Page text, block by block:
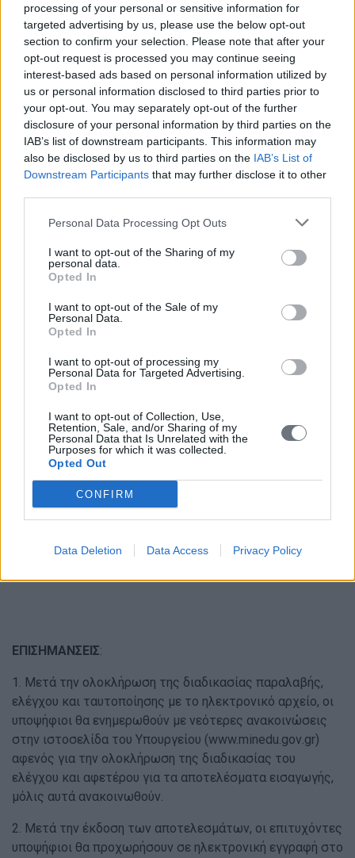
processing of your personal or sensitive information for
targeted advertising by us, please use the below opt-out
section to confirm your selection. Please note that after your
opt-out request is processed you may continue seeing
interest-based ads based on personal information utilized by
us or personal information disclosed to third parties prior to
your opt-out. You may separately opt-out of the further
disclosure of your personal information by third parties on the
IAB’s list of downstream participants. This information may
also be disclosed by us to third parties on the IAB’s List of
Downstream Participants that may further disclose it to other
Personal Data Processing Opt Outs
I want to opt-out of the Sharing of my
personal data.
Opted In
I want to opt-out of the Sale of my
Personal Data.
Opted In
I want to opt-out of processing my
Personal Data for Targeted Advertising.
Opted In
I want to opt-out of Collection, Use,
Retention, Sale, and/or Sharing of my
Personal Data that Is Unrelated with the
Purposes for which it was collected.
Opted Out
CONFIRM
Data Deletion Data Access Privacy Policy
τάξης του Λυκείου (ΓΕΛ, ΕΠΑΛ, ΕΝΕΕΓΥΛ, ΕΑΕ),
ο βαθμός απόλυσής του θα αντληθεί
υπηρεσιακά από την ηλεκτρονική πλατφόρμα
myschool του ΥΠΑΙΘ, μετά από την έκδοσή
τους).
ένα (1) φωτοαντίγραφο του Πιστοποιητικού
διαπίστωσης της πάθησης, που έχει εκδοθεί
μετά τις 31 Οκτωβρίου 2017 από την αρμόδια
επταμελή Επιτροπή του νοσοκομείου.
ένα (1) φωτοαντίγραφο της αστυνομικής
ταυτότητας ή του διαβατηρίου
σε περίπτωση υποβολής του
εξουσιοδοτημένο εκπρόσωπο,
συνυποβάλλεται και η πρωτότυπη
Μετά την παρέλευση της προθεσμίας υποβολής του
ηλεκτρονικού Μηχανογραφικού δεν θα γίνονται δεκτά
εκπρόθεσμα Μηχανογραφικά Δελτία, καθώς κλειδώνει
το σύστημα.
Μετά την καταληκτική ημερομηνία δεν θα γίνονται
δεκτοί εκπρόθεσμοι φάκελοι.
Τηλέφωνα επικοινωνίας για ερωτήσεις σχετικά με την
Διοικητική Υποστήριξη της Εφαρμογής: 210-3443277,
εργάσιμες ημέρες και ώρες (09:00π.μ. – 13.00μ.μ.).
ΕΠΙΣΗΜΑΝΣΕΙΣ:
1. Μετά την ολοκλήρωση της διαδικασίας παραλαβής,
ελέγχου και ταυτοποίησης με το ηλεκτρονικό αρχείο, οι
υποψήφιοι θα ενημερωθούν με νεότερες ανακοινώσεις
στην ιστοσελίδα του Υπουργείου (www.minedu.goν.gr)
αφενός για την ολοκλήρωση της διαδικασίας του
ελέγχου και αφετέρου για τα αποτελέσματα εισαγωγής,
μόλις αυτά ανακοινωθούν.
2. Μετά την έκδοση των αποτελεσμάτων, οι επιτυχόντες
υποψήφιοι θα προχωρήσουν σε ηλεκτρονική εγγραφή στο